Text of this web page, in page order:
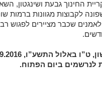
החינוך גבעת ושינגטון,
לקבוצות מגוונות ברמות
שכבר מציירים לפגוש
באלול התשע”ו, 18.9.2016
לנרשמים ביום הפתוח.